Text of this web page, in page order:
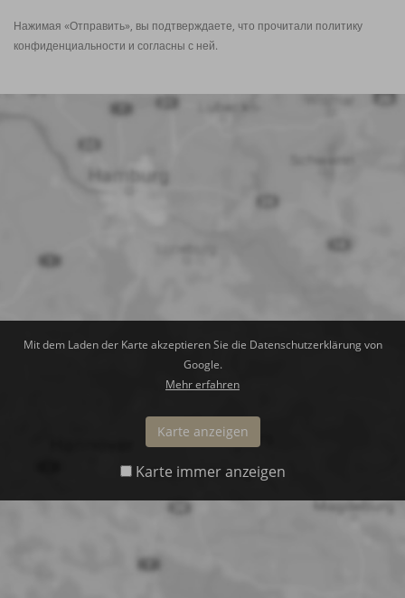
Нажимая «Отправить», вы подтверждаете, что прочитали политику
конфиденциальности и согласны с ней.
Mit dem Laden der Karte akzeptieren Sie die Datenschutzerklärung von
Google.
Mehr erfahren
Karte anzeigen
Karte immer anzeigen